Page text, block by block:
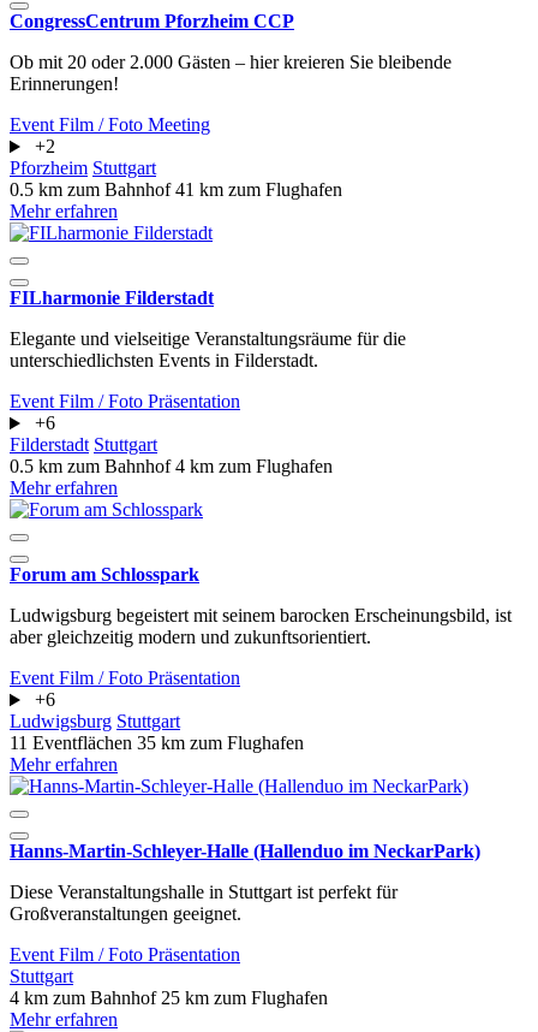
CongressCentrum Pforzheim CCP
Ob mit 20 oder 2.000 Gästen – hier kreieren Sie bleibende
Erinnerungen!
Event Film / Foto Meeting
+2
Pforzheim Stuttgart
0.5 km zum Bahnhof41 km zum Flughafen
Mehr erfahren
FILharmonie Filderstadt
Elegante und vielseitige Veranstaltungsräume für die
unterschiedlichsten Events in Filderstadt.
Event Film / Foto Präsentation
+6
Filderstadt Stuttgart
0.5 km zum Bahnhof4 km zum Flughafen
Mehr erfahren
Forum am Schlosspark
Ludwigsburg begeistert mit seinem barocken Erscheinungsbild, ist
aber gleichzeitig modern und zukunftsorientiert.
Event Film / Foto Präsentation
+6
Ludwigsburg Stuttgart
11 Eventflächen 35 km zum Flughafen
Mehr erfahren
Hanns-Martin-Schleyer-Halle (Hallenduo im NeckarPark)
Diese Veranstaltungshalle in Stuttgart ist perfekt für
Großveranstaltungen geeignet.
Event Film / Foto Präsentation
Stuttgart
4 km zum Bahnhof 25 km zum Flughafen
Mehr erfahren